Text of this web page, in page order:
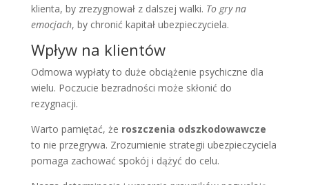
klienta, by zrezygnował z dalszej walki. To gry na
emocjach, by chronić kapitał ubezpieczyciela.
Wpływ na klientów
Odmowa wypłaty to duże obciążenie psychiczne dla
wielu. Poczucie bezradności może skłonić do
rezygnacji.
Warto pamiętać, że roszczenia odszkodowawcze
to nie przegrywa. Zrozumienie strategii ubezpieczyciela
pomaga zachować spokój i dążyć do celu.